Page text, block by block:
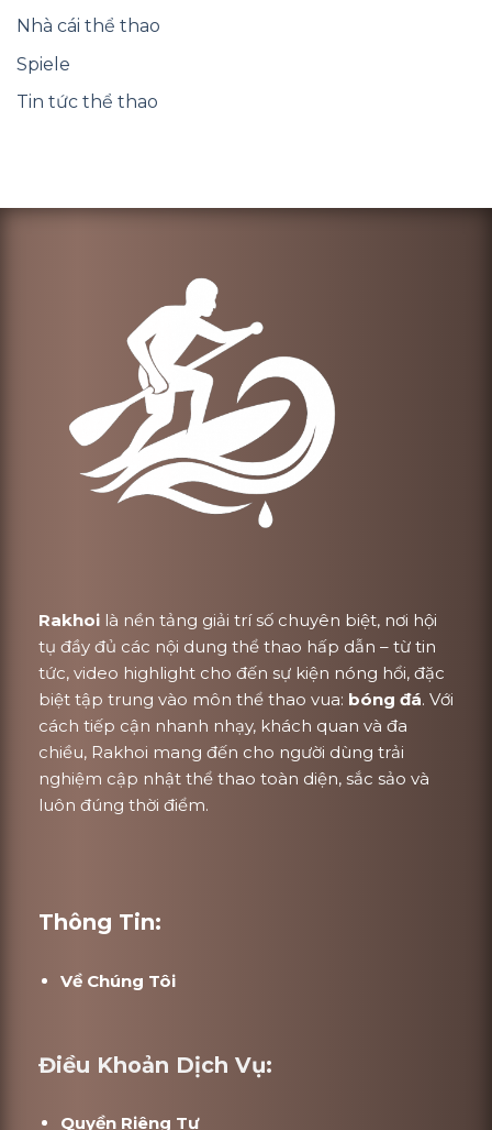
Nhà cái thể thao
Spiele
Tin tức thể thao
Rakhoi là nền tảng giải trí số chuyên biệt, nơi hội
tụ đầy đủ các nội dung thể thao hấp dẫn – từ tin
tức, video highlight cho đến sự kiện nóng hổi, đặc
biệt tập trung vào môn thể thao vua: bóng đá. Với
cách tiếp cận nhanh nhạy, khách quan và đa
chiều, Rakhoi mang đến cho người dùng trải
nghiệm cập nhật thể thao toàn diện, sắc sảo và
luôn đúng thời điểm.
Thông Tin:
Về Chúng Tôi
Điều Khoản Dịch Vụ:
Quyền Riêng Tư